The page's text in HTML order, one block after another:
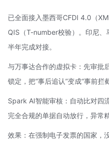
已全面接入墨西哥CFDI 4.0（
QIS（T-number校验）。印尼
半年完成对接。
与万事达合作的虚拟卡：先审批
锁定，把“事后追认”变成“事前拦截
Spark AI智能审核：自动比对四
完全合规的单据自动放行，异常
效果：在强制电子发票的国家，